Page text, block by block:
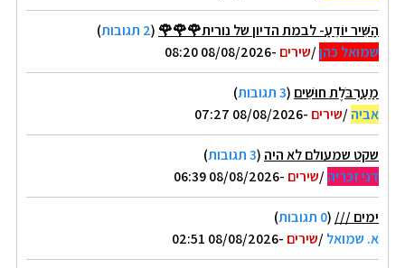
הַשִּׁיר יוֹדֵעַ- לבמת הדיון של נורית🌹🌹🌹 (2 תגובות
)
שמואל כהן/שירים -08/08/2026 08:20
מַעַרְבֹּלֶת חוּשִׁים (3 תגובות
)
אביה/שירים -08/08/2026 07:27
שקט שמעולם לא היה (3 תגובות
)
דני זכריה/שירים -08/08/2026 06:39
ימים /// (0 תגובות
)
א. שמואל/שירים -08/08/2026 02:51